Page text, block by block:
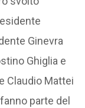
Ginevra
Ghiglia e
Claudio Mattei
parte del